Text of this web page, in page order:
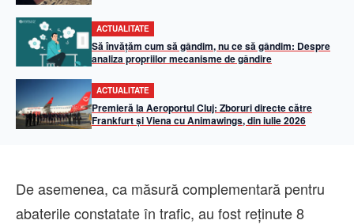
ACTUALITATE
Să învățăm cum să gândim, nu ce să gândim: Despre
analiza propriilor mecanisme de gândire
ACTUALITATE
Premieră la Aeroportul Cluj: Zboruri directe către
Frankfurt și Viena cu Animawings, din iulie 2026
De asemenea, ca măsură complementară pentru
abaterile constatate în trafic, au fost reținute 8